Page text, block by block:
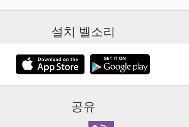
설치 벨소리
공유